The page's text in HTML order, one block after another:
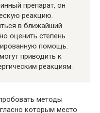
препарат, он
реакцию.
в ближайший
оценить степень
помощь.
приводить к
реакциям.
методы
которым место